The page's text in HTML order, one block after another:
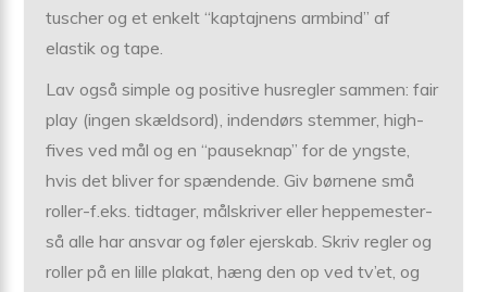
tuscher og et enkelt “kaptajnens armbind” af
elastik og tape.
Lav også simple og positive husregler sammen: fair
play (ingen skældsord), indendørs stemmer, high-
fives ved mål og en “pauseknap” for de yngste,
hvis det bliver for spændende. Giv børnene små
roller-f.eks. tidtager, målskriver eller heppemester-
så alle har ansvar og føler ejerskab. Skriv regler og
roller på en lille plakat, hæng den op ved tv’et, og